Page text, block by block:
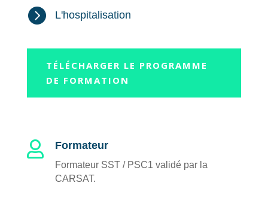
 L'hospitalisation
TÉLÉCHARGER LE PROGRAMME
DE FORMATION
 Formateur
Formateur SST / PSC1 validé par la
CARSAT.